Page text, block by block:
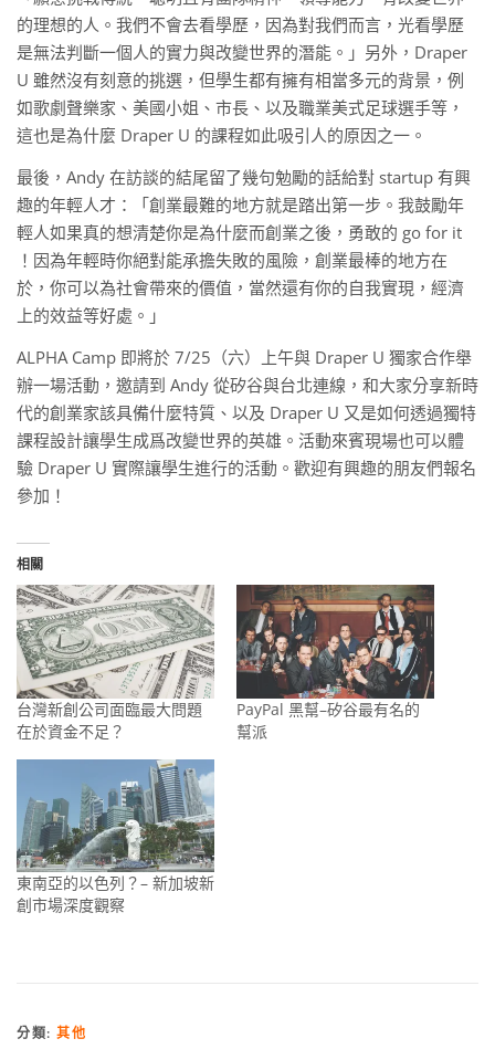
的理想的人。我們不會去看學歷，因為對我們而言，光看學歷
是無法判斷一個人的實力與改變世界的潛能。」另外，Draper
U 雖然沒有刻意的挑選，但學生都有擁有相當多元的背景，例
如歌劇聲樂家、美國小姐、市長、以及職業美式足球選手等，
這也是為什麼 Draper U 的課程如此吸引人的原因之一。
最後，Andy 在訪談的結尾留了幾句勉勵的話給對 startup 有興
趣的年輕人才：「創業最難的地方就是踏出第一步。我鼓勵年
輕人如果真的想清楚你是為什麼而創業之後，勇敢的 go for it
！因為年輕時你絕對能承擔失敗的風險，創業最棒的地方在
於，你可以為社會帶來的價值，當然還有你的自我實現，經濟
上的效益等好處。」
ALPHA Camp 即將於 7/25（六）上午與 Draper U 獨家合作舉
辦一場活動，邀請到 Andy 從矽谷與台北連線，和大家分享新時
代的創業家該具備什麼特質、以及 Draper U 又是如何透過獨特
課程設計讓學生成爲改變世界的英雄。活動來賓現場也可以體
驗 Draper U 實際讓學生進行的活動。歡迎有興趣的朋友們報名
參加！
相關
台灣新創公司面臨最大問題
在於資金不足？
PayPal 黑幫–矽谷最有名的
幫派
東南亞的以色列？– 新加坡新
創市場深度觀察
分類: 其他